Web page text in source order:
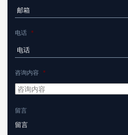
电话 *
咨询内容 *
留言